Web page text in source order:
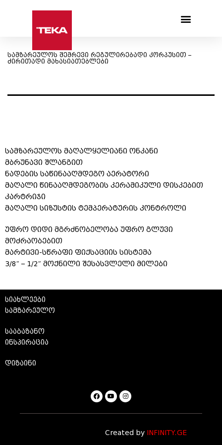
სამზარეულოს შემრევი რეგულირებადი კორპუსით –
ძირითადი მახასიათებლები
სამზარეულოს მაღალყელიანი ონკანი
მბრუნავი შლანგით
ნადების საწინააღმდეგო აერატორი
მაღალი წინააღმდეგობის კერამიკული დისკებით
კარტრიჯი
მაღალი სიზუსტის ტემპერატურის კონტროლი
უფრო დიდი მგრძნობელობა უფრო გლუვი
მოძრაობებით
მარტივი-სწრაფი ფიქსაციის სისტემა
3/8″ – 1/2″ მოქნილი შესასვლელი მილები
სიახლეები
სამზარეულო
სააბაზანო
ინსპირაცია
დიზაინი
Created by INFINITY.GE